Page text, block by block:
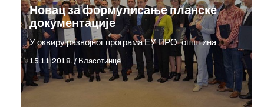
Новац за формулисање планске
документације
У оквиру развојног програма ЕУ ПРО, општина …
15.11.2018. / Власотинце